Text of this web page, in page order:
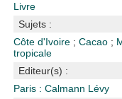
Livre
Sujets :
Côte d'Ivoire ;Cacao ;
tropicale
Editeur(s) :
Paris : Calmann Lévy